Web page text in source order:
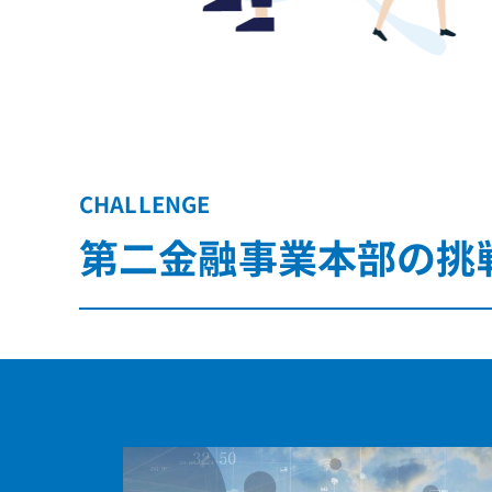
CHALLENGE
第二金融事業本部の挑